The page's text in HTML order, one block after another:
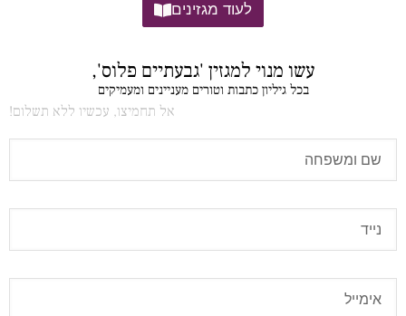
לעוד מגזינים
עשו מנוי למגזין 'גבעתיים פלוס',
בכל גיליון כתבות וטורים מעניינים ומעמיקים
אל תחמיצו, עכשיו ללא תשלום!